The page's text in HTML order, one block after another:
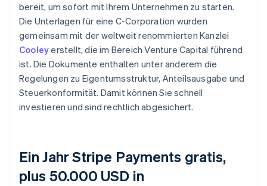
bereit, um sofort mit Ihrem Unternehmen zu starten.
Die Unterlagen für eine C-Corporation wurden
gemeinsam mit der weltweit renommierten Kanzlei
Cooleyerstellt, die im Bereich Venture Capital führend
ist. Die Dokumente enthalten unter anderem die
Regelungen zu Eigentumsstruktur, Anteilsausgabe und
Steuerkonformität. Damit können Sie schnell
investieren und sind rechtlich abgesichert.
Ein Jahr Stripe Payments gratis,
plus 50.000 USD in